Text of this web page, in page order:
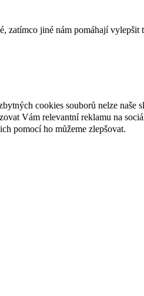
jiné nám pomáhají
cookies souborů nelze naše
Vám relevantní reklamu na
pomocí ho můžeme zlepšovat.